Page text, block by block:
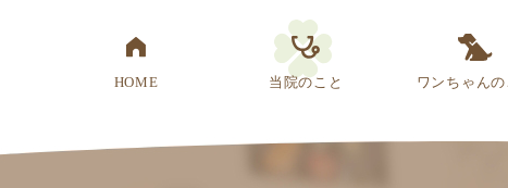
HOME 当院のこと ワンちゃんの